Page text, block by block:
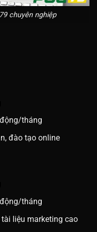
chuyên nghiệp
tháng
đào tạo online
tháng
liệu marketing cao